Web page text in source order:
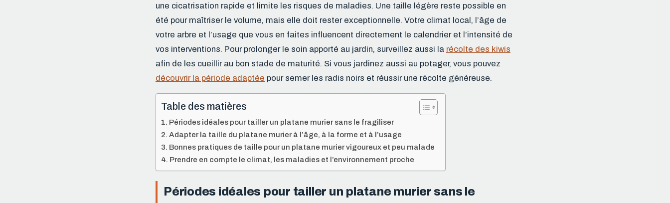
une cicatrisation rapide et limite les risques de maladies. Une taille légère reste possible en
été pour maîtriser le volume, mais elle doit rester exceptionnelle. Votre climat local, l’âge de
votre arbre et l’usage que vous en faites influencent directement le calendrier et l’intensité de
vos interventions. Pour prolonger le soin apporté au jardin, surveillez aussi la récolte des kiwis
afin de les cueillir au bon stade de maturité. Si vous jardinez aussi au potager, vous pouvez
découvrir la période adaptée pour semer les radis noirs et réussir une récolte généreuse.
Table des matières
Périodes idéales pour tailler un platane murier sans le fragiliser
Adapter la taille du platane murier à l’âge, à la forme et à l’usage
Bonnes pratiques de taille pour un platane murier vigoureux et peu malade
Prendre en compte le climat, les maladies et l’environnement proche
Périodes idéales pour tailler un platane murier sans le